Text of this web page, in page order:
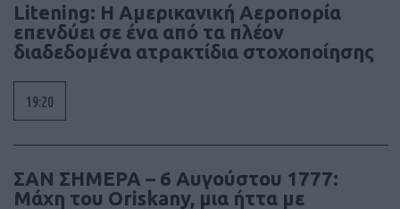
Litening: Η Αμερικανική Αεροπορία
επενδύει σε ένα από τα πλέον
διαδεδομένα ατρακτίδια στοχοποίησης
19:20
ΣΑΝ ΣΗΜΕΡΑ – 6 Αυγούστου 1777:
Μάχη του Oriskany, μια ήττα με